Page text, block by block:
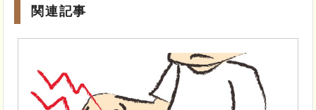
関連記事